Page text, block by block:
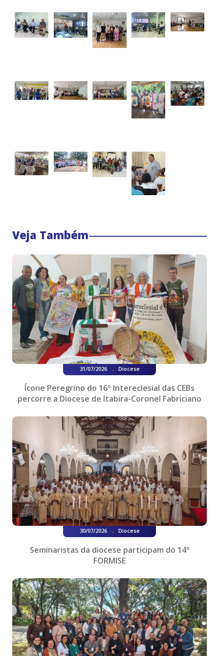
Veja Também
31/07/2026 . Diocese
Ícone Peregrino do 16º Intereclesial das CEBs
percorre a Diocese de Itabira-Coronel Fabriciano
30/07/2026 . Diocese
Seminaristas da diocese participam do 14º
FORMISE